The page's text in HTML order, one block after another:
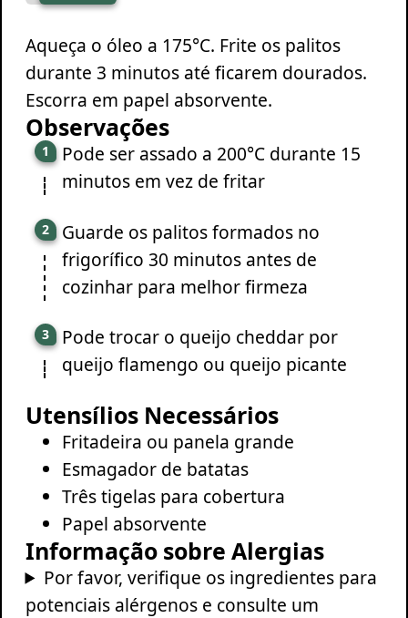
Aqueça o óleo a 175°C. Frite os palitos
durante 3 minutos até ficarem dourados.
Escorra em papel absorvente.
Observações
Pode ser assado a 200°C durante 15
minutos em vez de fritar
Guarde os palitos formados no
frigorífico 30 minutos antes de
cozinhar para melhor firmeza
Pode trocar o queijo cheddar por
queijo flamengo ou queijo picante
Utensílios Necessários
Fritadeira ou panela grande
Esmagador de batatas
Três tigelas para cobertura
Papel absorvente
Informação sobre Alergias
Por favor, verifique os ingredientes para
potenciais alérgenos e consulte um